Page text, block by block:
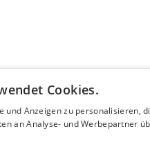
Cookies.
und Anzeigen zu personalisieren,
an Analyse- und Werbepartner